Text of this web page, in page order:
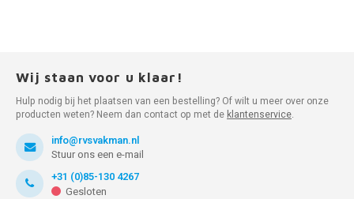
Wij staan voor u klaar!
Hulp nodig bij het plaatsen van een bestelling? Of wilt u meer over onze
producten weten? Neem dan contact op met de klantenservice.
info@rvsvakman.nl
Stuur ons een e-mail
+31 (0)85-130 4267
Gesloten